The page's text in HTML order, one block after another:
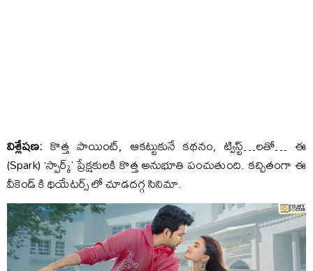
విశ్లేషణ: కొత్త పాయింట్, ఆకట్టుకునే కథనం, ట్విస్ట్…లతో… ఈ
(Spark) ‘స్పార్క్’ ప్రేక్షకులకి కొత్త అనుభూతి పంచుతుంది. కచ్చితంగా ఈ
వీకెండ్ కి థియేటర్స్ లో చూడదగ్గ సినిమా.